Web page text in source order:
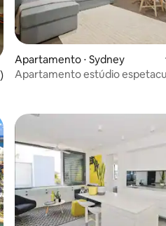
avaliação média de 5, 34
Apartamento ⋅ Sydney
Apartamento estúdio